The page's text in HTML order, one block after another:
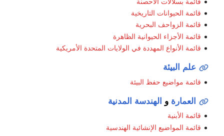
قائمة الحيوانات التاريخية
قائمة الزواحف البحرية
قائمة الأجزاء الحيوانية الظاهرة
قائمة الأنواع المهددة في الولايات المتحدة الأمريكية
علم البيئة
قائمة مواضيع حفظ البيئة
العمارة و الهندسة المدنية
قائمة الأبنية
قائمة المواضيع الإنشائية الهندسية